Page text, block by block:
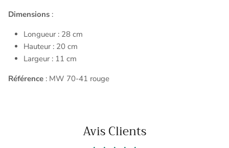
Dimensions :
Longueur : 28 cm
Hauteur : 20 cm
Largeur : 11 cm
Référence : MW 70-41 rouge
Avis Clients